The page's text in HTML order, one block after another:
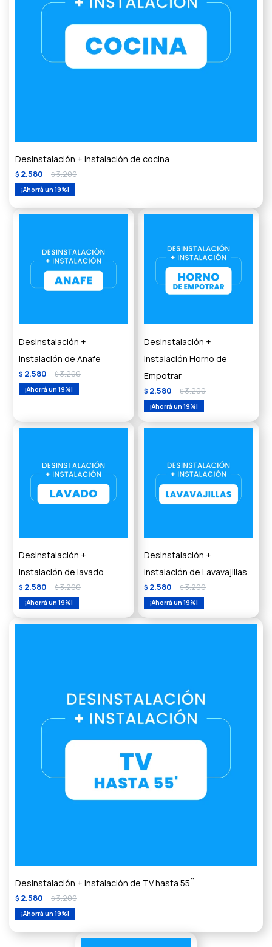
Desinstalación + instalación de cocina
$ 2.580 $3.200
19
Desinstalación +
Instalación de Anafe
$ 2.580 $3.200
19
Desinstalación +
Instalación Horno de
Empotrar
$ 2.580 $3.200
19
Desinstalación +
Instalación de lavado
$ 2.580 $3.200
19
Desinstalación +
Instalación de Lavavajillas
$ 2.580 $3.200
19
Desinstalación + Instalación de TV hasta 55¨
$ 2.580 $3.200
19